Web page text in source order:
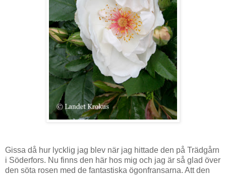
Gissa då hur lycklig jag blev när jag hittade den på Trädgårn
i Söderfors. Nu finns den här hos mig och jag är så glad över
den söta rosen med de fantastiska ögonfransarna. Att den